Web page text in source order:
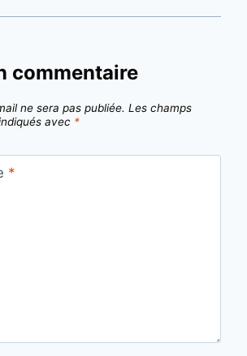
commentaire
ne sera pas publiée. Les champs
avec *
*